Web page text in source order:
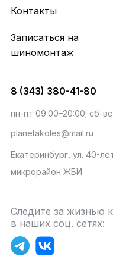
Контакты
Записаться на
шиномонтаж
8 (343) 380-41-80
пн-пт 09:00–20:00; сб-вс
planetakoles@mail.ru
Екатеринбург, ул. 40-
микрорайон ЖБИ
Следите за жизнью
в наших соц. сетях: